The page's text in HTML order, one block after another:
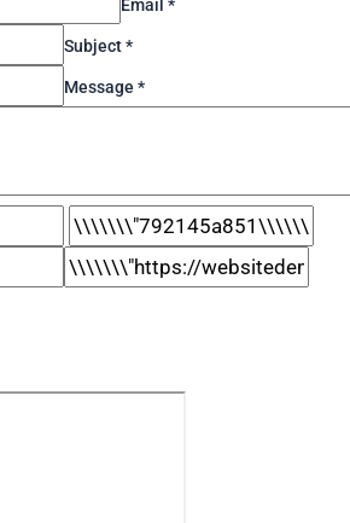
Email *
Subject *
Message *